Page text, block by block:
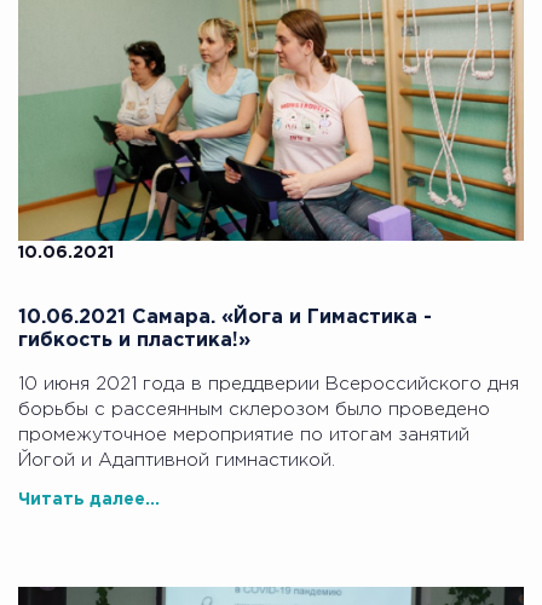
10.06.2021
10.06.2021 Самара. «Йога и Гимастика -
гибкость и пластика!»
10 июня 2021 года в преддверии Всероссийского дня
борьбы с рассеянным склерозом было проведено
промежуточное мероприятие по итогам занятий
Йогой и Адаптивной гимнастикой.
Читать далее...